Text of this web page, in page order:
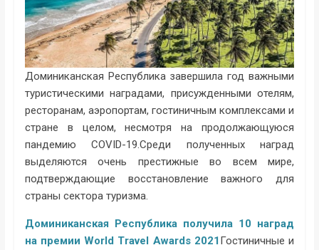
Доминиканская Республика завершила год важными
туристическими наградами, присужденными отелям,
ресторанам, аэропортам, гостиничным комплексами и
стране в целом, несмотря на продолжающуюся
пандемию COVID-19.Среди полученных наград
выделяются очень престижные во всем мире,
подтверждающие восстановление важного для
страны сектора туризма.
Доминиканская Республика получила 10 наград
на премии World Travel Awards 2021Гостиничные и